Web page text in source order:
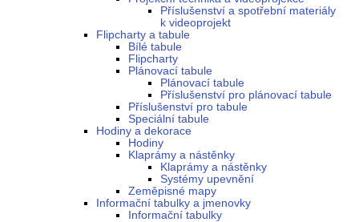
Příslušenství a spotřební materiály
k videoprojekt
Flipcharty a tabule
Bílé tabule
Flipcharty
Plánovací tabule
Plánovací tabule
Příslušenství pro plánovací tabule
Příslušenství pro tabule
Speciální tabule
Hodiny a dekorace
Hodiny
Klaprámy a nástěnky
Klaprámy a nástěnky
Systémy upevnění
Zeměpisné mapy
Informační tabulky a jmenovky
Informační tabulky